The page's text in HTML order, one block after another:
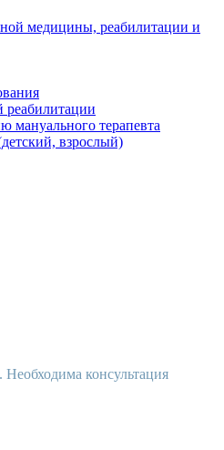
медицины, реабилитации и
реабилитации
мануального терапевта
взрослый)
консультация